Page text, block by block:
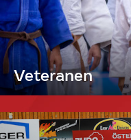
Veteranen